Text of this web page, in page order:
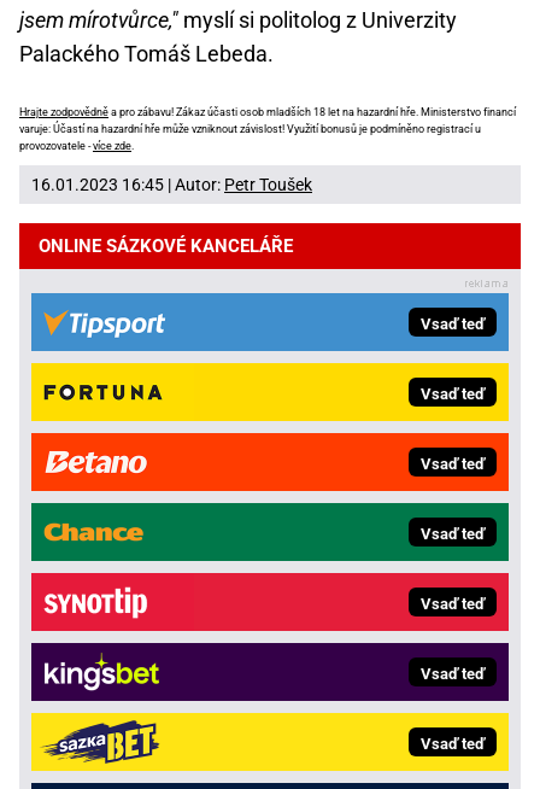
jsem mírotvůrce," myslí si politolog z Univerzity
Palackého Tomáš Lebeda.
Hrajte zodpovědně a pro zábavu! Zákaz účasti osob mladších 18 let na hazardní hře. Ministerstvo financí
varuje: Účastí na hazardní hře může vzniknout závislost! Využití bonusů je podmíněno registrací u
provozovatele -více zde
16.01.2023 16:45 | Autor: Petr Toušek
ONLINE SÁZKOVÉ KANCELÁŘE
Vsaď teď
Vsaď teď
Vsaď teď
Vsaď teď
Vsaď teď
Vsaď teď
Vsaď teď